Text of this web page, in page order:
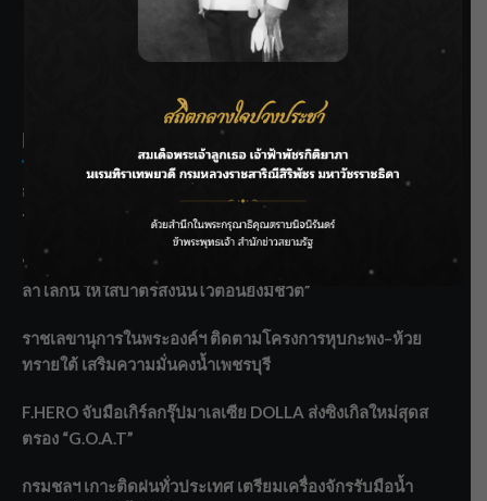
SIAMRATH VARIETY
Recent Posts
กรมชลฯ รับฟังประชาชน ติดตามแก้ปัญหาโครงการประตู
ระบายน้ำศรีสองรักฯ
‘แมน การิน’ แชร์ความเชื่อชวนคิด! “อยากกินอะไรหลังจาก
ลาโลกนี้ ให้ใส่บาตรสิ่งนั้นไว้ตอนยังมีชีวิต”
ราชเลขานุการในพระองค์ฯ ติดตามโครงการหุบกะพง–ห้วย
ทรายใต้ เสริมความมั่นคงน้ำเพชรบุรี
F.HERO จับมือเกิร์ลกรุ๊ปมาเลเซีย DOLLA ส่งซิงเกิลใหม่สุดส
ตรอง “G.O.A.T”
กรมชลฯ เกาะติดฝนทั่วประเทศ เตรียมเครื่องจักรรับมือน้ำ